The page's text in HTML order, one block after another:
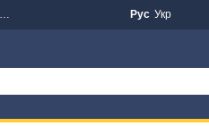
Новости
Рус Укр